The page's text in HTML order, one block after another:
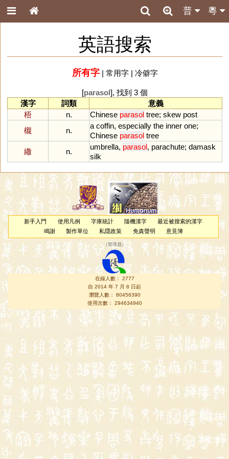
粵
普
英語搜索
所有字| 常用字| 冷僻字
[parasol], 找到 3 個
漢字
詞類
意義
梧
n. Chinese parasol tree; skew post
櫬
n.
a coffin, especially the inner one;
Chinese parasol tree
繖
n.
umbrella, parasol, parachute; damask
silk
新手入門 使用凡例 字庫統計 隨機漢字
最近被搜索的漢字
鳴謝
製作單位 私隱政策 免責聲明 意見簿
（管理員 ）
在線人數： 2777
自 2014 年 7 月 8 日起
瀏覽人數： 80456390
使用次數： 294634940